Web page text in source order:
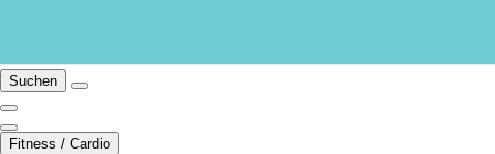
Suchen
Fitness / Cardio